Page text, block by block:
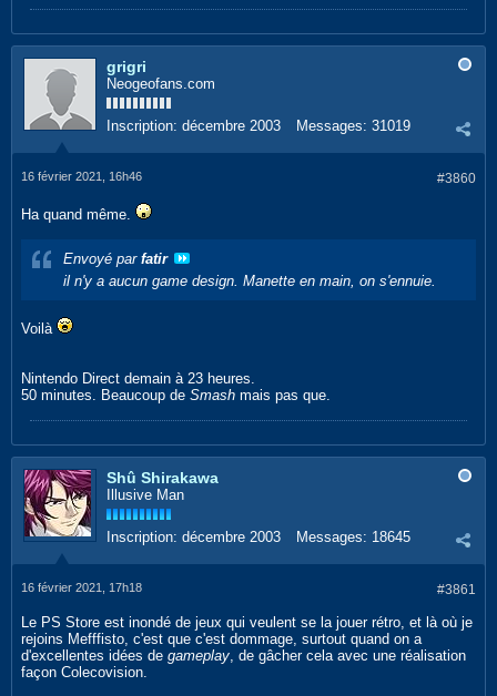
grigri
Neogeofans.com
Inscription: décembre 2003 Messages: 31019
#3860
16 février 2021, 16h46
Ha quand même.
Envoyé par fatir
il n'y a aucun game design. Manette en main, on s'ennuie.
Voilà
Nintendo Direct demain à 23 heures.
50 minutes. Beaucoup de Smash mais pas que.
Shû Shirakawa
Illusive Man
Inscription: décembre 2003 Messages: 18645
#3861
16 février 2021, 17h18
Le PS Store est inondé de jeux qui veulent se la jouer rétro, et là où je
rejoins Mefffisto, c'est que c'est dommage, surtout quand on a
d'excellentes idées de gameplay, de gâcher cela avec une réalisation
façon Colecovision.